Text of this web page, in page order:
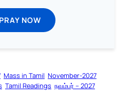
PRAY NOW
Mass in Tamil November-2027
Tamil Readings நவம்பர் – 2027